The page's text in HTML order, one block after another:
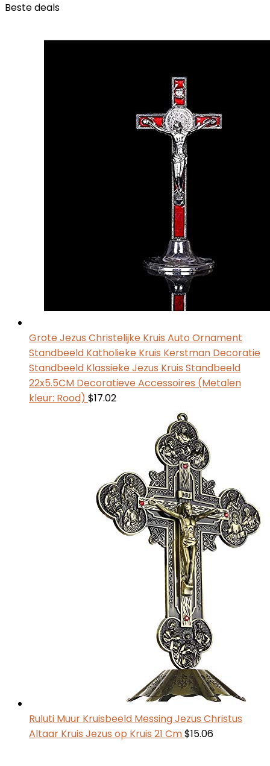
Beste deals
Grote Jezus Christelijke Kruis Auto Ornament
Standbeeld Katholieke Kruis Kerstman Decoratie
Standbeeld Klassieke Jezus Kruis Standbeeld
22x5.5CM Decoratieve Accessoires (Metalen
kleur: Rood) $17.02
Ruluti Muur Kruisbeeld Messing Jezus Christus
Altaar Kruis Jezus op Kruis 21 Cm$15.06